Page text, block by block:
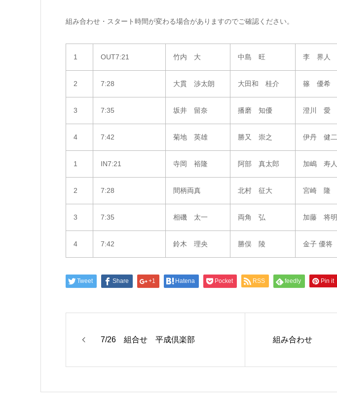
組み合わせ・スタート時間が変わる場合がありますのでご確認ください。
1 OUT7:21 竹内 大 中島 旺 李 界人
2 7:28 大貫 渉太朗 大田和 桂介 篠 優希
3 7:35 坂井 留奈 播磨 知優 澄川 愛
4 7:42 菊地 英雄 勝又 崇之 伊丹 健二
1 IN7:21 寺岡 裕隆 阿部 真太郎 加嶋 寿人
2 7:28 間柄両真 北村 征大 宮崎 隆
3 7:35 相磯 太一 両角 弘 加藤 将明
4 7:42 鈴木 理央 勝俣 陵 金子 優将
Tweet Share +1 Hatena Pocket RSS feedly Pin it
7/26 組合せ 平成倶楽部 組み合わせ